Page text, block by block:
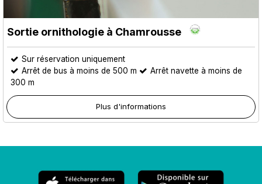
Sortie ornithologie à Chamrousse
Sur réservation uniquement
Arrêt de bus à moins de 500 m
Arrêt navette à moins de
300 m
Plus d'informations